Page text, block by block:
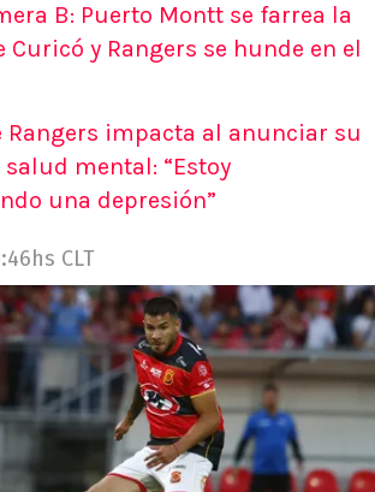
B: Puerto Montt se farrea la
Curicó y Rangers se hunde en el
Rangers impacta al anunciar su
mental: “Estoy
una depresión”
CLT